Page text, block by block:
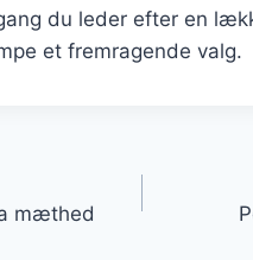
du leder efter en
et fremragende valg.
mæthed